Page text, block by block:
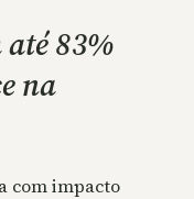
83%
na
com impacto